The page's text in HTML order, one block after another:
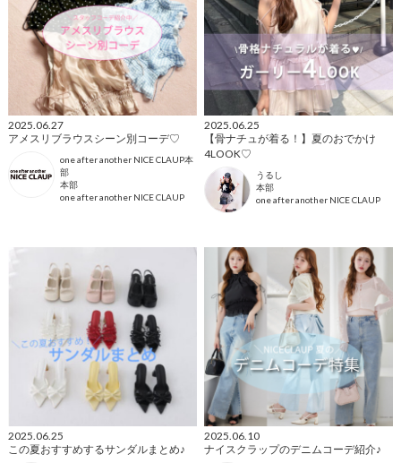
2025.06.27
アメスリブラウスシーン別コーデ♡
one after another NICE CLAUP本
部
本部
one after another NICE CLAUP
2025.06.25
【骨ナチュが着る！】夏のおでかけ
4LOOK♡
うるし
本部
one after another NICE CLAUP
2025.06.25
この夏おすすめするサンダルまとめ♪
2025.06.10
ナイスクラップのデニムコーデ紹介♪